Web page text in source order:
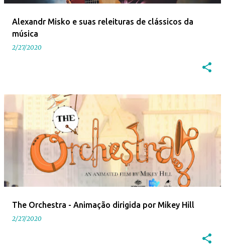
Alexandr Misko e suas releituras de clássicos da
música
2/27/2020
The Orchestra - Animação dirigida por Mikey Hill
2/27/2020